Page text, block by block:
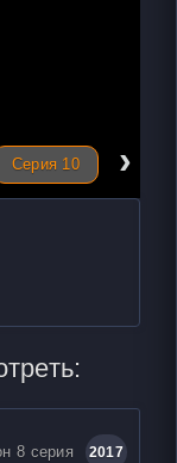
Серия 10 ›
8 серия 2017